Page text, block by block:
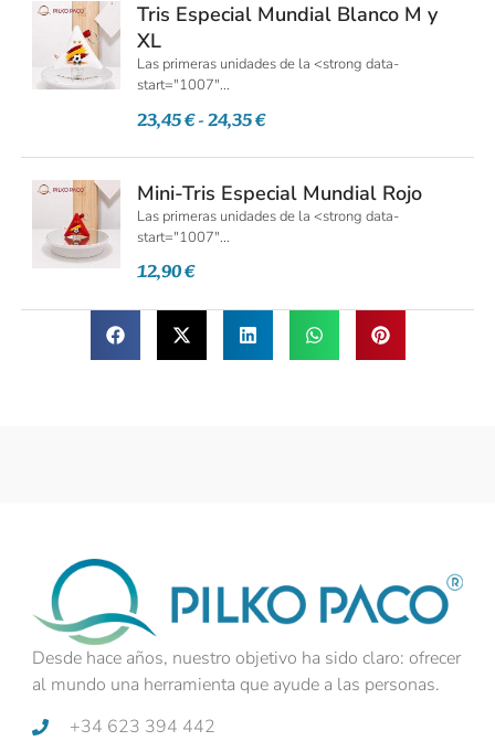
Tris Especial Mundial Blanco M y
XL
Las primeras unidades de la <strong data-
start="1007"...
23,45€-24,35€
Mini-Tris Especial Mundial Rojo
Las primeras unidades de la <strong data-
start="1007"...
12,90€
Desde hace años, nuestro objetivo ha sido claro: ofrecer
al mundo una herramienta que ayude a las personas.
+34 623 394 442